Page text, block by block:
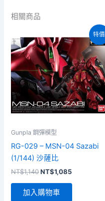
相關商品
特價
Gunpla 鋼彈模型
RG-029 – MSN-04 Sazabi
(1/144) 沙薩比
NT$1,140原
價
格：
NT$1,085目
加入購物車